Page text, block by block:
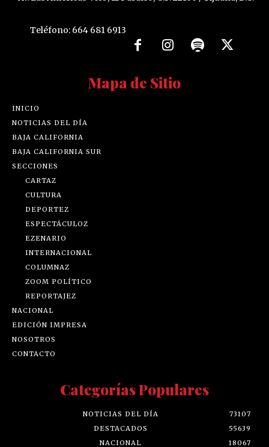
Teléfono: 664 681 6913
Mapa de Sitio
INICIO
NOTICIAS DEL DÍA
BAJA CALIFORNIA
BAJA CALIFORNIA SUR
SECCIONES
CARTAZ
CULTURA
DEPORTEZ
ESPECTÁCULOZ
EZENARIO
INTERNACIONAL
COLUMNAZ
ZOOM POLÍTICO
REPORTAJEZ
NACIONAL
EDICIÓN IMPRESA
NOSOTROS
CONTACTO
Categorías Populares
NOTICIAS DEL DÍA
73107
DESTACADOS
55639
NACIONAL
18067